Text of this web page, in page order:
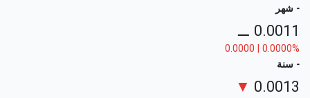
- شهر
0.0011
⚊
0.0000 | 0.0000%
- سنة
0.0013
▼